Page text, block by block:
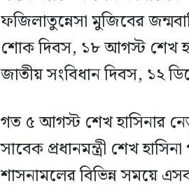
ফজিলাতুন্নেসা মুজিবের
শোক দিবস, ১৮ আগস্ট শেখ
জাতীয় সংবিধান দিবস, ১২
গত ৫ আগস্ট শেখ হাসিনার
সাবেক প্রধানমন্ত্রী শেখ
শাসনামলের বিভিন্ন সময়ে